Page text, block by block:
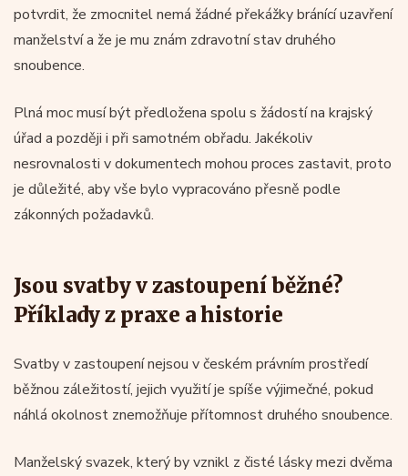
potvrdit, že zmocnitel nemá žádné překážky bránící uzavření
manželství a že je mu znám zdravotní stav druhého
snoubence.
Plná moc musí být předložena spolu s žádostí na krajský
úřad a později i při samotném obřadu. Jakékoliv
nesrovnalosti v dokumentech mohou proces zastavit, proto
je důležité, aby vše bylo vypracováno přesně podle
zákonných požadavků.
Jsou svatby v zastoupení běžné?
Příklady z praxe a historie
Svatby v zastoupení nejsou v českém právním prostředí
běžnou záležitostí, jejich využití je spíše výjimečné, pokud
náhlá okolnost znemožňuje přítomnost druhého snoubence.
Manželský svazek, který by vznikl z čisté lásky mezi dvěma